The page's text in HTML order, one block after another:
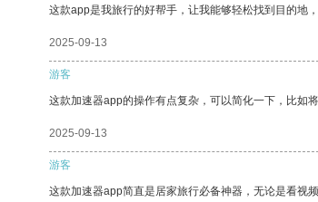
这款app是我旅行的好帮手，让我能够轻松找到目的地
2025-09-13
游客
这款加速器app的操作有点复杂，可以简化一下，比如
2025-09-13
游客
这款加速器app简直是居家旅行必备神器，无论是看视